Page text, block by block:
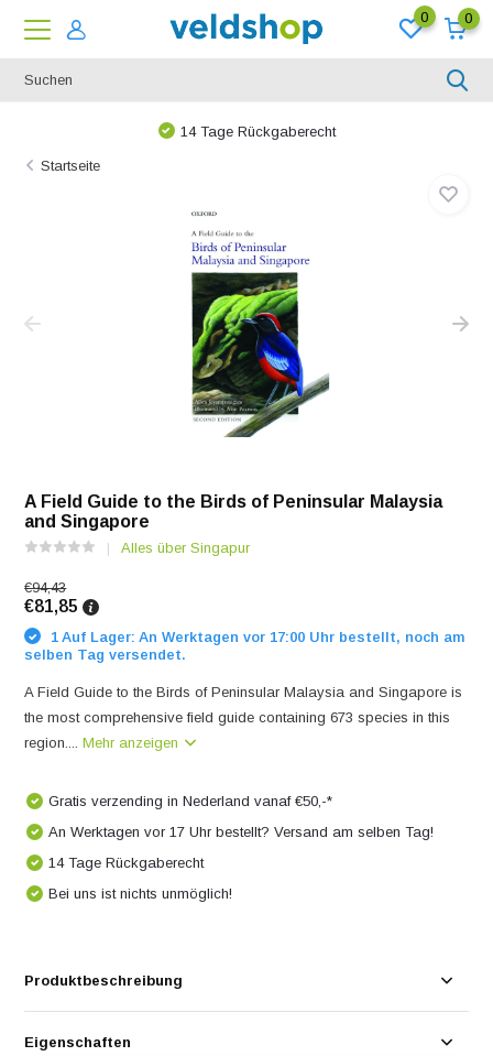
0 0
14 Tage Rückgaberecht
Startseite
A Field Guide to the Birds of Peninsular Malaysia
and Singapore
Alles über Singapur
€94,43
€81,85
1 Auf Lager: An Werktagen vor 17:00 Uhr bestellt, noch am
selben Tag versendet.
A Field Guide to the Birds of Peninsular Malaysia and Singapore is
the most comprehensive field guide containing 673 species in this
region....Mehr anzeigen
Gratis verzending in Nederland vanaf €50,-*
An Werktagen vor 17 Uhr bestellt? Versand am selben Tag!
14 Tage Rückgaberecht
Bei uns ist nichts unmöglich!
Produktbeschreibung
Eigenschaften